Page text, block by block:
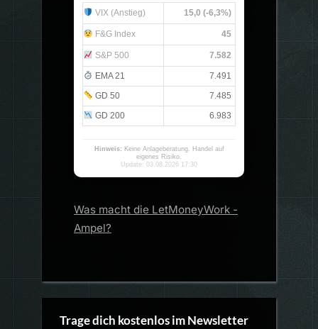
VIX (Anstieg) 15,0 (-6,3%)
F&G Index 45
S&P 500 7.582
EMA 21
7.491
GD 50
7.485
GD 200
6.983
Hinweis: Keine Anlageberatung. Handel auf
eigenes Risiko.
Update: 03.08.2026 17:30
Was macht die LetMoneyWork -
Ampel?
Trage dich kostenlos im Newsletter